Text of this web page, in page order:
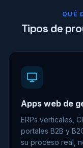
QUÉ
Tipos de
Apps web de
ERPs verticales,
portales B2B y
su proceso real,